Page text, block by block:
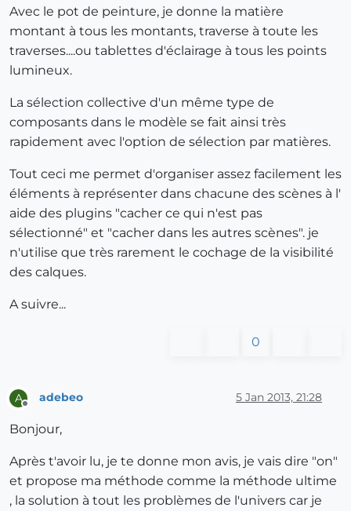
Avec le pot de peinture, je donne la matière
montant à tous les montants, traverse à toute les
traverses....ou tablettes d'éclairage à tous les points
lumineux.
La sélection collective d'un même type de
composants dans le modèle se fait ainsi très
rapidement avec l'option de sélection par matières.
Tout ceci me permet d'organiser assez facilement les
éléments à représenter dans chacune des scènes à l'
aide des plugins "cacher ce qui n'est pas
sélectionné" et "cacher dans les autres scènes". je
n'utilise que très rarement le cochage de la visibilité
des calques.
A suivre...
0
A
Offline
adebeo 5 Jan 2013, 21:28
Bonjour,
Après t'avoir lu, je te donne mon avis, je vais dire "on"
et propose ma méthode comme la méthode ultime
, la solution à tout les problèmes de l'univers car je